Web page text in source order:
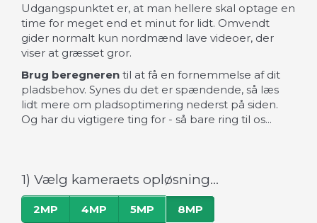
Udgangspunktet er, at man hellere skal optage en
time for meget end et minut for lidt. Omvendt
gider normalt kun nordmænd lave videoer, der
viser at græsset gror.
Brug beregneren til at få en fornemmelse af dit
pladsbehov. Synes du det er spændende, så læs
lidt mere om pladsoptimering nederst på siden.
Og har du vigtigere ting for - så bare ring til os...
1) Vælg kameraets opløsning...
2MP 4MP 5MP 8MP